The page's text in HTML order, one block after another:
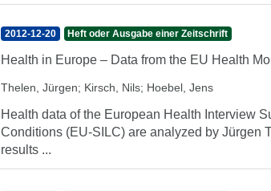
2012-12-20 Heft oder Ausgabe einer Zeitschrift
Health in Europe – Data from the EU Health
Thelen, Jürgen; Kirsch, Nils; Hoebel, Jens
Health data of the European Health Interview
Conditions (EU-SILC) are analyzed by Jürgen
results ...